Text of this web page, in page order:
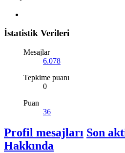
İstatistik Verileri
Mesajlar
6.078
Tepkime puanı
0
Puan
36
Profil mesajları Son
Hakkında